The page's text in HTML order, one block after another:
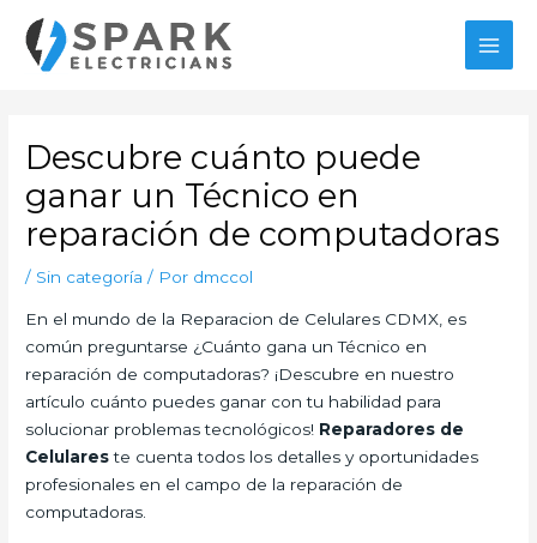
contenido
Descubre cuánto puede
ganar un Técnico en
reparación de computadoras
/ Sin categoría / Por dmccol
En el mundo de la Reparacion de Celulares CDMX, es
común preguntarse ¿Cuánto gana un Técnico en
reparación de computadoras? ¡Descubre en nuestro
artículo cuánto puedes ganar con tu habilidad para
solucionar problemas tecnológicos! Reparadores de
Celulareste cuenta todos los detalles y oportunidades
profesionales en el campo de la reparación de
computadoras.